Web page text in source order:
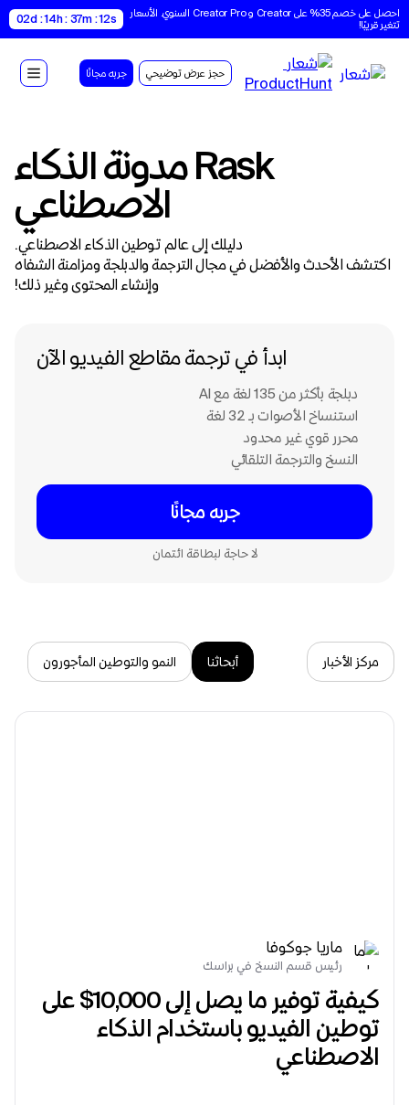
تتغير قريبًا!
02d : 14h : 37m : 12s
حجز عرض توضيحي جربه مجانًا
Rask مدونة الذكاء
الاصطناعي
دليلك إلى عالم توطين الذكاء الاصطناعي.
اكتشف الأحدث والأفضل في مجال الترجمة والدبلجة ومزامنة الشفاه
وإنشاء المحتوى وغير ذلك!
ابدأ في ترجمة مقاطع الفيديو الآن
دبلجة بأكثر من 135 لغة مع Al
استنساخ الأصوات بـ 32 لغة
محرر قوي غير محدود
النسخ والترجمة التلقائي
جربه مجانًا
لا حاجة لبطاقة ائتمان
كل
مركز الأخبار أبحاثنا النمو والتوطين المأجورون
ماريا جوكوفا
رئيس قسم النسخ في براسك
الاصطناعي